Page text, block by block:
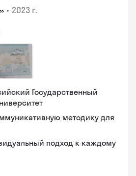
• 2023 г.
Государственный
методику для
подход к каждому